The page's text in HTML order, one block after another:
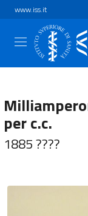
www.iss.it
per c.c.
1885 ????